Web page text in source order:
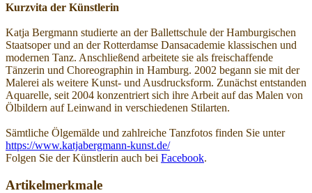
Kurzvita der Künstlerin
Katja Bergmann studierte an der Ballettschule der Hamburgischen
Staatsoper und an der Rotterdamse Dansacademie klassischen und
modernen Tanz. Anschließend arbeitete sie als freischaffende
Tänzerin und Choreographin in Hamburg. 2002 begann sie mit der
Malerei als weitere Kunst- und Ausdrucksform. Zunächst entstanden
Aquarelle, seit 2004 konzentriert sich ihre Arbeit auf das Malen von
Ölbildern auf Leinwand in verschiedenen Stilarten.
Sämtliche Ölgemälde und zahlreiche Tanzfotos finden Sie unter
https://www.katjabergmann-kunst.de/
Folgen Sie der Künstlerin auch bei Facebook.
Artikelmerkmale